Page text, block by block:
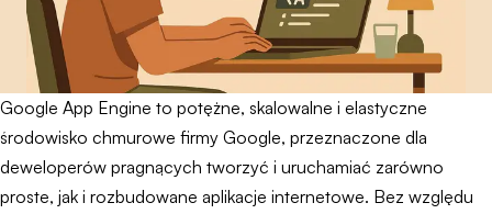
Google App Engine to potężne, skalowalne i elastyczne
środowisko chmurowe firmy Google, przeznaczone dla
deweloperów pragnących tworzyć i uruchamiać zarówno
proste, jak i rozbudowane aplikacje internetowe. Bez względu